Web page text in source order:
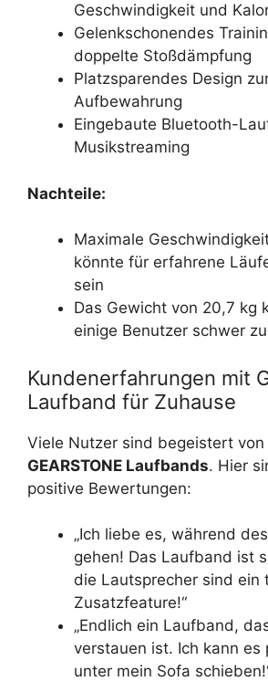
Geschwindigkeit und
Gelenkschonendes
doppelte Stoßdämpfung
Platzsparendes Design
Aufbewahrung
Eingebaute Bluetooth-
Musikstreaming
Nachteile:
Maximale
könnte für erfahrene
sein
Das Gewicht von 20,7 kg
einige Benutzer schwer
Kundenerfahrungen mit
Laufband für Zuhause
Viele Nutzer sind begeistert
GEARSTONE Laufbands. Hier
positive Bewertungen:
„Ich liebe es, während
gehen! Das Laufband ist
die Lautsprecher sind ein
Zusatzfeature!“
„Endlich ein Laufband,
verstauen ist. Ich kann es
unter mein Sofa